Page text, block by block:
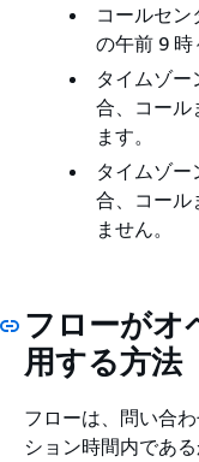
コールセン
の午前 9 時
タイムゾー
合、コール
ます。
タイムゾー
合、コール
ません。
フローがオ
用する方法
フローは、問い合
ション時間内であ